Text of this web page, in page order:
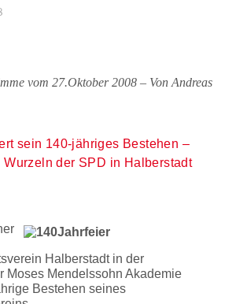
vom 27.Oktober 2008 – Von Andreas
sein 140-jähriges Bestehen –
Wurzeln der SPD in Halberstadt
Halberstadt in der
Moses Mendelssohn Akademie
Bestehen seines